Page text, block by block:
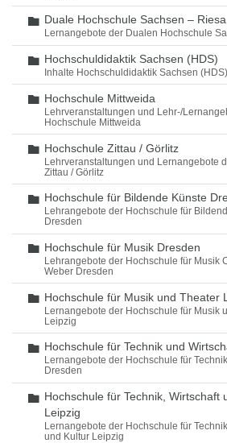
Ordner
Duale Hochschule Sachsen – Riesa
Lernangebote der Dualen Hochschule
Ordner
Hochschuldidaktik Sachsen (HDS)
Inhalte Hochschuldidaktik Sachsen (HDS)
Ordner
Hochschule Mittweida
Lehrveranstaltungen und Lehr-/
Hochschule Mittweida
Ordner
Hochschule Zittau / Görlitz
Lehrveranstaltungen und Lernangebote
Zittau / Görlitz
Ordner
Hochschule für Bildende Künste
Lehrangebote der Hochschule für
Dresden
Ordner
Hochschule für Musik Dresden
Lehrangebote der Hochschule für Musik
Weber Dresden
Ordner
Hochschule für Musik und Theater
Lernangebote der Hochschule für Musik
Leipzig
Ordner
Hochschule für Technik und
Lernangebote der Hochschule für
Dresden
Ordner
Hochschule für Technik, Wirtschaft
Leipzig
Lernangebote der Hochschule für
und Kultur Leipzig